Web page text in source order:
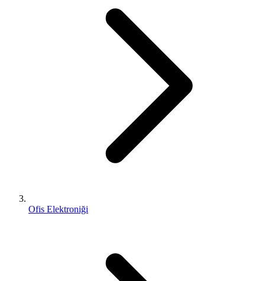
Ofis Elektroniği